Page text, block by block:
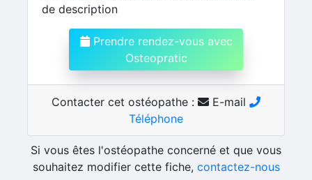
de description
Prendre rendez-vous avec
Osteopratic
Contacter cet ostéopathe :
E-mail
Téléphone
Si vous êtes l'ostéopathe concerné et que vous
souhaitez modifier cette fiche, contactez-nous